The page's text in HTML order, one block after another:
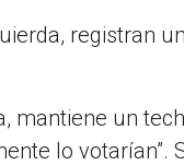
registran
mantiene un
lo votarían”.